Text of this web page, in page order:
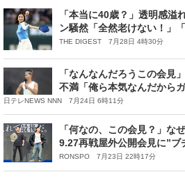
「本当に40歳？」透明感溢
ン騒然「全然老けない！」
THE DIGEST 7月28日 4時30分
「なんなんだろうこの会見
不満「俺ら本気なんだから
真との記者会見で怒りの口調
日テレNEWS NNN 7月24日 6時11分
「何なの、この会見？」な
9.27再戦屋外公開会見に”
拓真は「エンターテイナー
た」…対照的な反応から見
RONSPO 7月23日 22時17分